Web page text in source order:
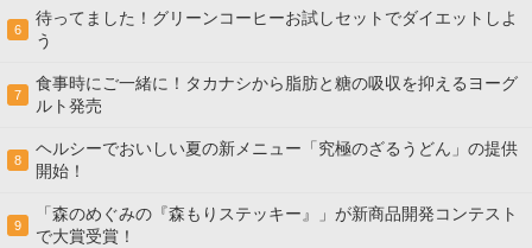
6
待ってました！グリーンコーヒーお試しセットでダイエットしよ
う
7
食事時にご一緒に！タカナシから脂肪と糖の吸収を抑えるヨーグ
ルト発売
8
ヘルシーでおいしい夏の新メニュー「究極のざるうどん」の提供
開始！
9
「森のめぐみの『森もりステッキー』」が新商品開発コンテスト
で大賞受賞！